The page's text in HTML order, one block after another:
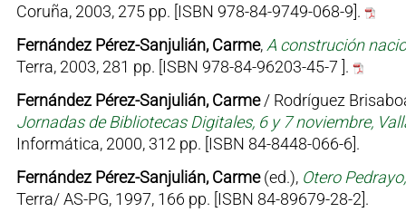
Coruña, 2003, 275 pp. [ISBN 978-84-9749-068-9].
Fernández Pérez-Sanjulián, Carme, A construción
Terra, 2003, 281 pp. [ISBN 978-84-96203-45-7 ].
Fernández Pérez-Sanjulián, Carme/ Rodríguez
Jornadas de Bibliotecas Digitales, 6 y 7 noviembre,
Informática, 2000, 312 pp. [ISBN 84-8448-066-6].
Fernández Pérez-Sanjulián, Carme(ed.), Otero
Terra/ AS-PG, 1997, 166 pp. [ISBN 84-89679-28-2].